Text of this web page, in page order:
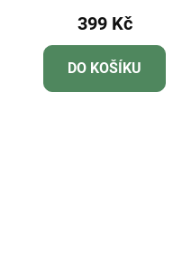
399 Kč
DO KOŠÍKU